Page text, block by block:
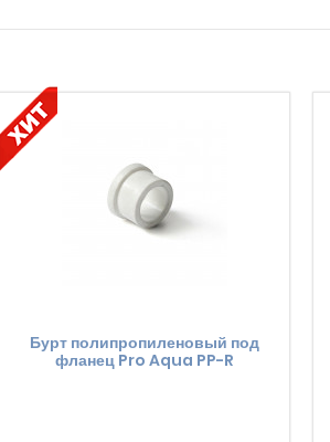
Бурт полипропиленовый под
фланец Pro Aqua PP-R